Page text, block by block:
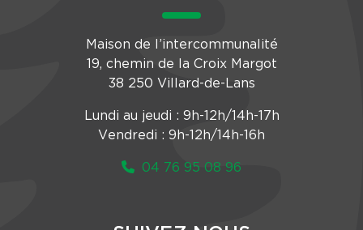
Maison de l’intercommunalité
19, chemin de la Croix Margot
38 250 Villard-de-Lans
Lundi au jeudi : 9h-12h/14h-17h
Vendredi : 9h-12h/14h-16h
04 76 95 08 96